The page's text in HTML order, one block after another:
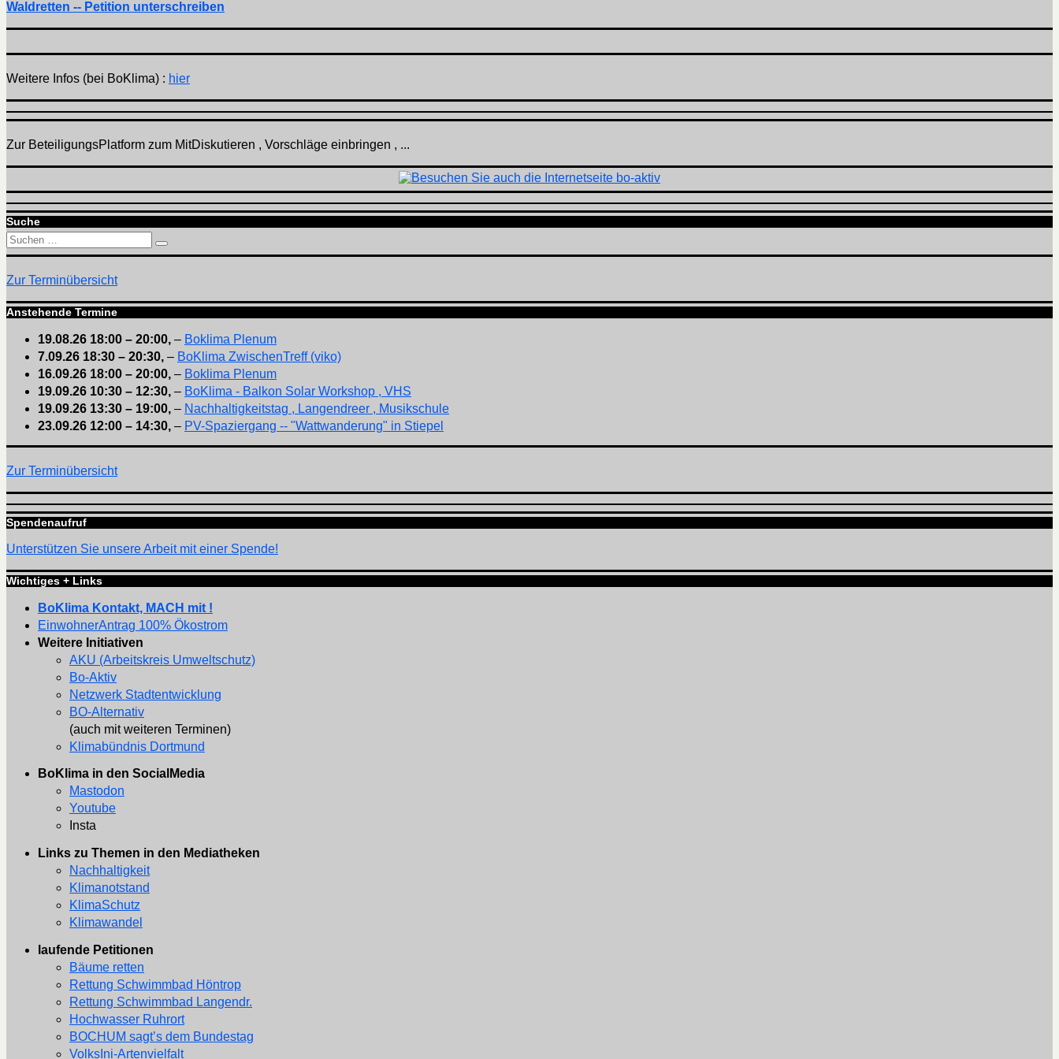
Waldretten -- Petition unterschreiben
Weitere Infos (bei BoKlima) : hier
Zur BeteiligungsPlatform zum MitDiskutieren , Vorschläge einbringen , ...
Suche
Suchen
nach:
Suchen
Zur Terminübersicht
Anstehende Termine
19.08.26 18:00 – 20:00, – Boklima Plenum
7.09.26 18:30 – 20:30, – BoKlima ZwischenTreff (viko)
16.09.26 18:00 – 20:00, – Boklima Plenum
19.09.26 10:30 – 12:30, – BoKlima - Balkon Solar Workshop , VHS
19.09.26 13:30 – 19:00, – Nachhaltigkeitstag , Langendreer , Musikschule
23.09.26 12:00 – 14:30, – PV-Spaziergang -- "Wattwanderung" in Stiepel
Zur Terminübersicht
Spendenaufruf
Unterstützen Sie unsere Arbeit mit einer Spende!
Wichtiges + Links
BoKlima Kontakt, MACH mit !
EinwohnerAntrag 100% Ökostrom
Weitere Initiativen
AKU (Arbeitskreis Umweltschutz)
Bo-Aktiv
Netzwerk Stadtentwicklung
BO-Alternativ
(auch mit weiteren Terminen)
Klimabündnis Dortmund
BoKlima in den SocialMedia
Mastodon
Youtube
Insta
Links zu Themen in den Mediatheken
Nachhaltigkeit
Klimanotstand
KlimaSchutz
Klimawandel
laufende Petitionen
Bäume retten
Rettung Schwimmbad Höntrop
Rettung Schwimmbad Langendr.
Hochwasser Ruhrort
BOCHUM sagt’s dem Bundestag
VolksIni-Artenvielfalt